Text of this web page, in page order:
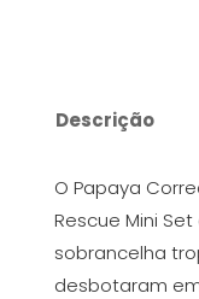
Descrição
O Papaya
Rescue Mini
sobrancelha
desbotaram